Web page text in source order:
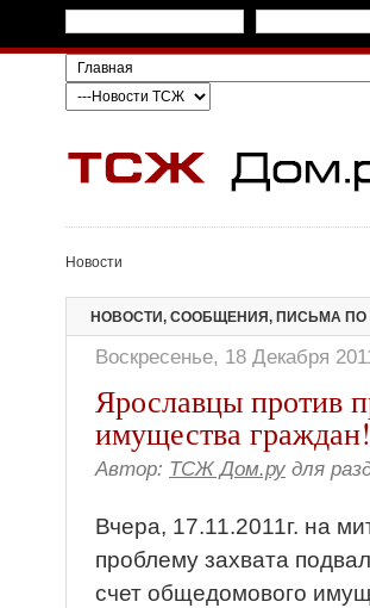
Новости
НОВОСТИ, СООБЩЕНИЯ, ПИСЬМА
Воскресенье, 18 Декабря
Ярославцы против
имущества граждан!
Автор: ТСЖ Дом.ру для
Вчера, 17.11.2011г. на
проблему захвата
счет общедомового